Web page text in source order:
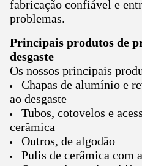
fabricação confiável e
problemas.
Principais produtos de
desgaste
Os nossos principais
Chapas de alumínio e
ao desgaste
Tubos, cotovelos e
cerâmica
Outros, de algodão
Pulis de cerâmica com